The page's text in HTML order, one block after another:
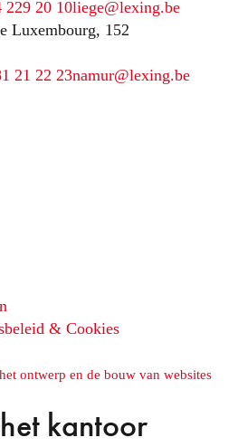
229 20 10liege@lexing.be
Luxembourg, 152
21 22 23namur@lexing.be
& Cookies
ontwerp en de bouw van websites
kantoor